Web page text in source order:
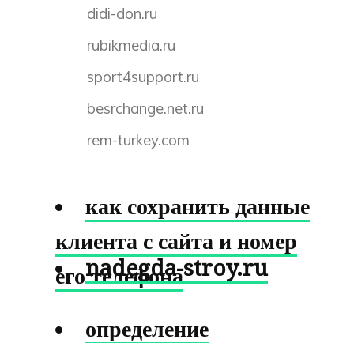
didi-don.ru
rubikmedia.ru
sport4support.ru
besrchange.net.ru
rem-turkey.com
как сохранить данные
клиента с сайта и номер
его телефона
nadegda-stroy.ru
определение